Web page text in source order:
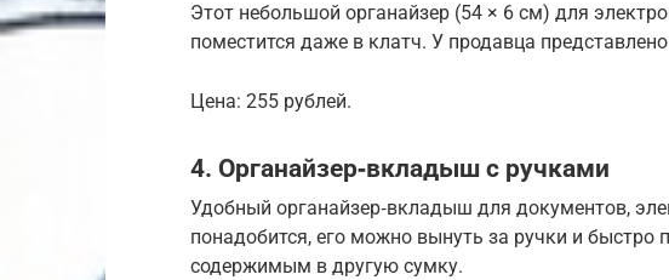
Этот небольшой органайзер (54 × 6 см) для
поместится даже в клатч. У продавца
Цена: 255 рублей.
4. Органайзер‑вкладыш с ручками
Удобный органайзер‑вкладыш для документов,
понадобится, его можно вынуть за ручки и быстро
содержимым в другую сумку.